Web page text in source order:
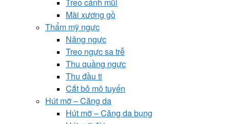
Treo cánh mũi
Mài xương gồ
Thẩm mỹ ngực
Nâng ngực
Treo ngực sa trễ
Thu quầng ngực
Thu đầu ti
Cắt bỏ mô tuyến
Hút mỡ – Căng da
Hút mỡ – Căng da bụng